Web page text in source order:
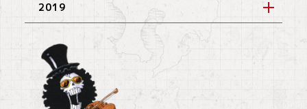
2019